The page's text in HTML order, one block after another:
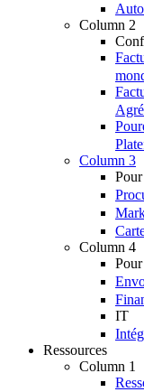
Column 2
Column 3
Column 4
IT
Ressources
Column 1